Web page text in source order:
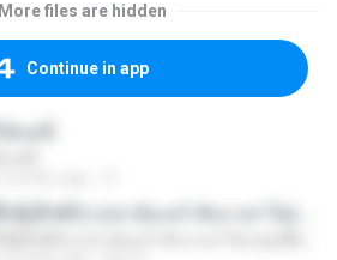
More files are hidden
Continue in app